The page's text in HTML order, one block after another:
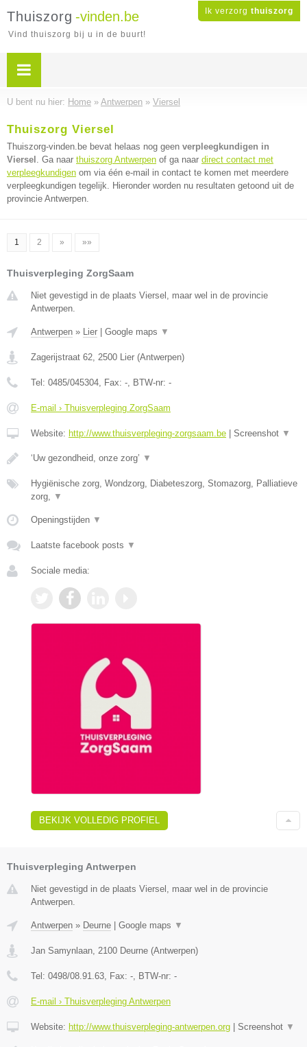
Ik verzorg thuiszorg
Thuiszorg -vinden.be
Vind thuiszorg bij u in de buurt!
U bent nu hier: Home » Antwerpen » Viersel
Thuiszorg Viersel
Thuiszorg-vinden.be bevat helaas nog geen verpleegkundigen in
Viersel . Ga naar thuiszorg Antwerpen of ga naar direct contact met
verpleegkundigen om via één e-mail in contact te komen met meerdere
verpleegkundigen tegelijk. Hieronder worden nu resultaten getoond uit de
provincie Antwerpen.
1 2 » »»
Thuisverpleging ZorgSaam
Niet gevestigd in de plaats Viersel, maar wel in de provincie
Antwerpen.
Antwerpen » Lier Google maps ▼
Zagerijstraat 62, 2500 Lier (Antwerpen)
Tel: 0485/045304, Fax: -, BTW-nr: -
E-mail › Thuisverpleging ZorgSaam
Website: http://www.thuisverpleging-zorgsaam.be Screenshot ▼
‘Uw gezondheid, onze zorg’ ▼
Hygiënische zorg, Wondzorg, Diabeteszorg, Stomazorg, Palliatieve
zorg, ▼
Openingstijden ▼
Laatste facebook posts ▼
Sociale media:
BEKIJK VOLLEDIG PROFIEL
Thuisverpleging Antwerpen
Niet gevestigd in de plaats Viersel, maar wel in de provincie
Antwerpen.
Antwerpen » Deurne Google maps ▼
Jan Samynlaan 2100 Deurne (Antwerpen)
Tel: 0498/08.91.63 , Fax: - , BTW-nr: -
E-mail › Thuisverpleging Antwerpen
Website: http://www.thuisverpleging-antwerpen.org Screenshot ▼